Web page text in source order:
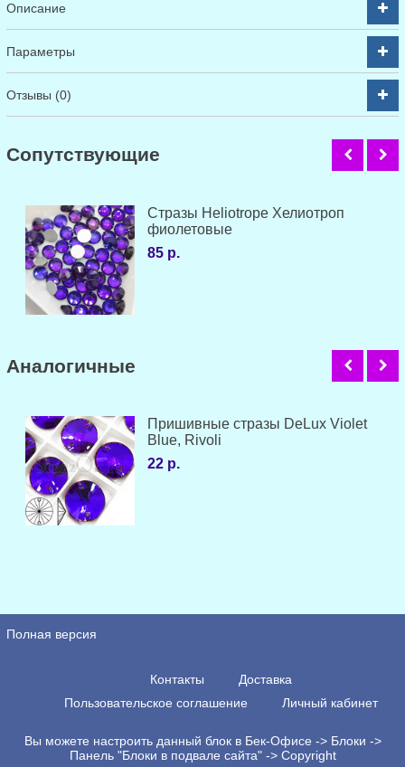
Описание
Параметры
Отзывы (0)
Cопутствующие
Стразы Heliotrope Хелиотроп
фиолетовые
85 р.
Аналогичные
Пришивные стразы DeLux Violet
Blue, Rivoli
22 р.
Полная версия
Контакты
Доставка
Пользовательское соглашение
Личный кабинет
Вы можете настроить данный блок в Бек-Офисе -> Блоки ->
Панель "Блоки в подвале сайта" -> Copyright